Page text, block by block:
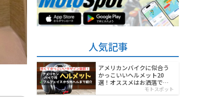
人気記事
アメリカンバイクに似合う
かっこいいヘルメット20
選！オススメはお洒落でワ
モトスポット